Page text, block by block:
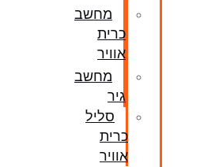
מחשב
כרית
אוויר
מחשב
גיר
סליל
כרית
אוויר